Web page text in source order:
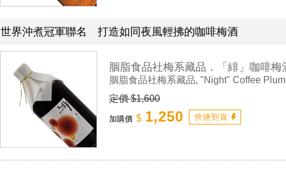
世界沖煮冠軍聯名 打造如同夜風輕拂的咖啡梅酒
胭脂食品社梅系藏品．「緋」咖啡梅
胭脂食品社梅系藏品, "Night" Coffee
定價 $1,600
加購價 $ 1,250